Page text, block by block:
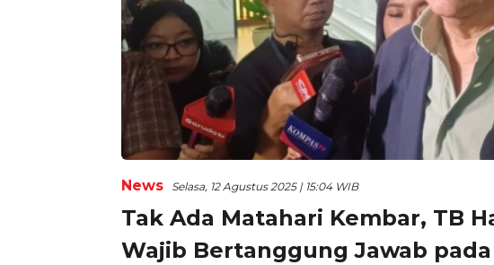
News Selasa, 12 Agustus 2025 | 15:04 WIB
Tak Ada Matahari Kembar, TB
Wajib Bertanggung Jawab